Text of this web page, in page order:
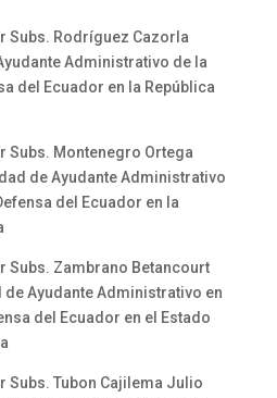
Subs. Rodríguez Cazorla
Administrativo de la
del Ecuador en la República
Subs. Montenegro Ortega
de Ayudante Administrativo
del Ecuador en la
Subs. Zambrano Betancourt
de Ayudante Administrativo en
del Ecuador en el Estado
Subs. Tubon Cajilema Julio